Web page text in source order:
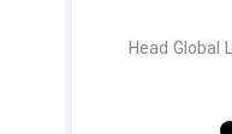
Head Global